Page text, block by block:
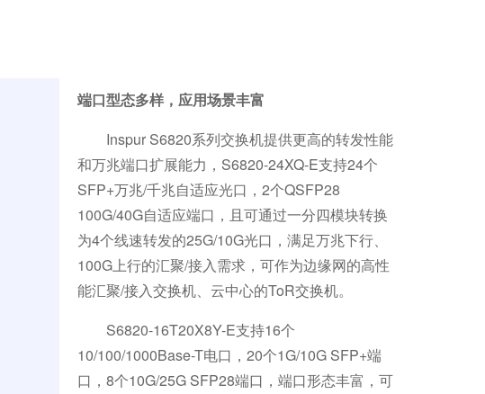
端口型态多样， 应用场景丰富
Inspur S6820系列交换机提供更高的转发性能
和万兆端口扩展能力，S6820-24XQ-E支持24个
SFP+万兆/千兆自适应光口，2个QSFP28
100G/40G自适应端口，且可通过一分四模块转换
为4个线速转发的25G/10G光口，满足万兆下行、
100G上行的汇聚/接入需求，可作为边缘网的高性
能汇聚/接入交换机、云中心的ToR交换机。
S6820-16T20X8Y-E支持16个
10/100/1000Base-T电口，20个1G/10G SFP+端
口，8个10G/25G SFP28端口，端口形态丰富，可